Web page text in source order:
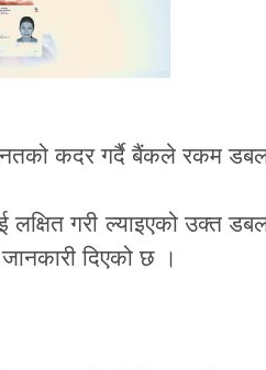
कदर गर्दै बैंकले रकम डबल
लक्षित गरी ल्याइएको उक्त
दिएको छ ।